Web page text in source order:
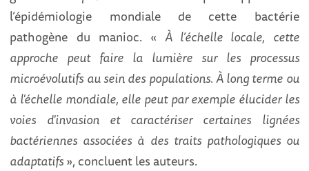
l’épidémiologie mondiale de cette bactérie
pathogène du manioc. «À l’échelle locale, cette
approche peut faire la lumière sur les processus
microévolutifs au sein des populations. À long terme ou
à l'échelle mondiale, elle peut par exemple élucider les
voies d'invasion et caractériser certaines lignées
bactériennes associées à des traits pathologiques ou
adaptatifs», concluent les auteurs.